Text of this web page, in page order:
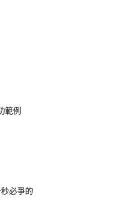
範例
必爭的